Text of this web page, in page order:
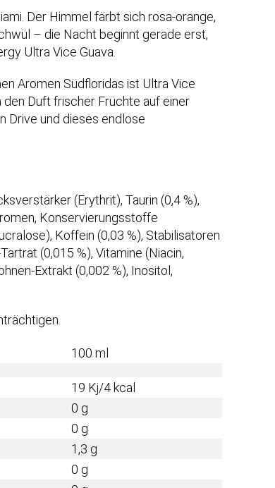
Der Himmel färbt sich rosa-orange,
– die Nacht beginnt gerade erst,
Ultra Vice Guava.
Aromen Südfloridas ist Ultra Vice
den Duft frischer Früchte auf einer
Drive und dieses endlose
(Erythrit), Taurin (0,4 %),
Konservierungsstoffe
Koffein (0,03 %), Stabilisatoren
(0,015 %), Vitamine (Niacin,
Extrakt (0,002 %), Inositol,
100 ml
19 Kj/4 kcal
0 g
0 g
1,3 g
0 g